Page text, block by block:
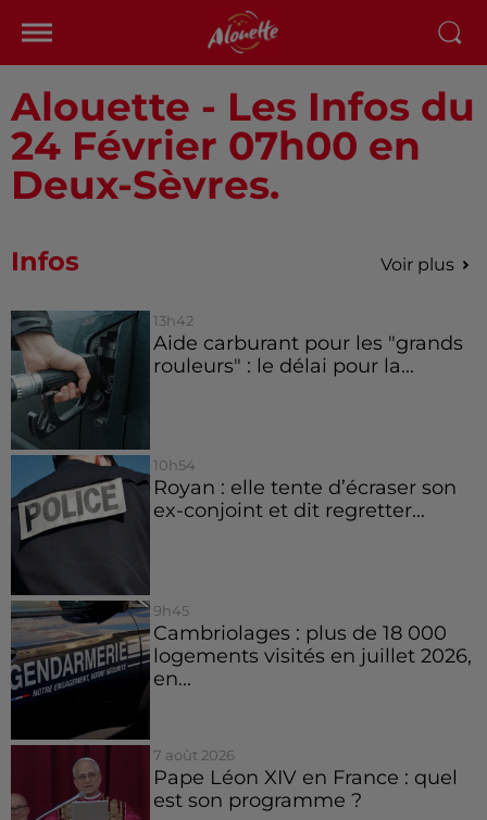
Alouette - Les Infos du
24 Février 07h00 en
Deux-Sèvres.
Infos Voir plus
13h42
Aide carburant pour les "grands
rouleurs" : le délai pour la...
10h54
Royan : elle tente d’écraser son
ex-conjoint et dit regretter...
9h45
Cambriolages : plus de 18 000
logements visités en juillet 2026,
en...
7 août 2026
Pape Léon XIV en France : quel
est son programme ?